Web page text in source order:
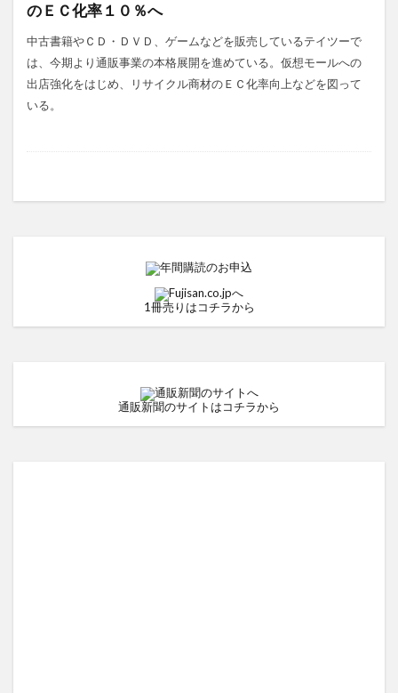
のＥＣ化率１０％へ
中古書籍やＣＤ・ＤＶＤ、ゲームなどを販売しているテイツーで
は、今期より通販事業の本格展開を進めている。仮想モールへの
出店強化をはじめ、リサイクル商材のＥＣ化率向上などを図って
いる。
1冊売りはコチラから
通販新聞のサイトはコチラから